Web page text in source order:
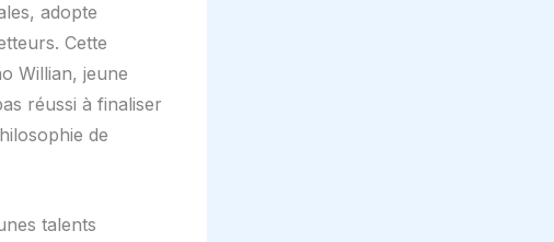
adopte
Cette
Willian, jeune
réussi à finaliser
de
talents